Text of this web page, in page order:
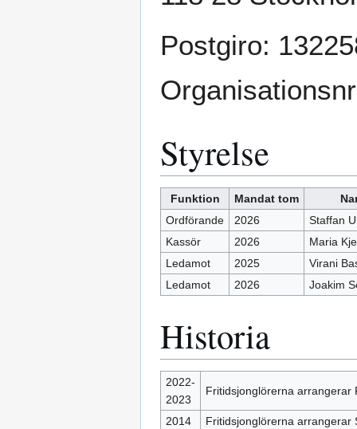
Postgiro:
Styrelse
Funktion Mandat tom
Ordförande
2026
Staffan
Kassör
2026
Maria
Ledamot
2025
Virani
Ledamot
2026 Joakim
Historia
2022-
2023
Fritidsjonglörerna arrangerar
2014
Fritidsjonglörerna arrangerar